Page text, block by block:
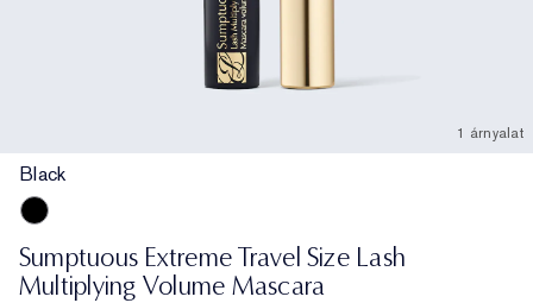
1 árnyalat
Black
Sumptuous Extreme Travel Size Lash
Multiplying Volume Mascara